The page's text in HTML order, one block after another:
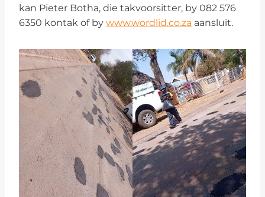
kan Pieter Botha, die takvoorsitter, by 082 576
6350 kontak of by www.wordlid.co.za aansluit.